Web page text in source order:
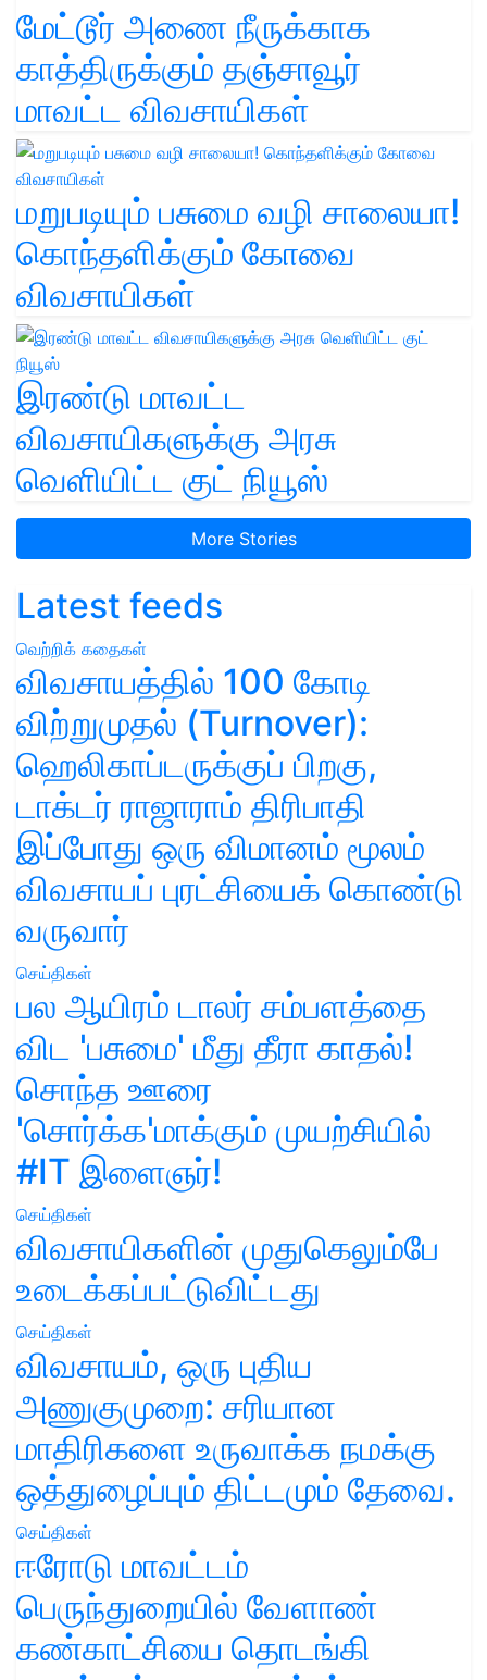
மேட்டூர் அணை நீருக்காக
காத்திருக்கும் தஞ்சாவூர்
மாவட்ட விவசாயிகள்
மறுபடியும் பசுமை வழி சாலையா!
கொந்தளிக்கும் கோவை
விவசாயிகள்
இரண்டு மாவட்ட
விவசாயிகளுக்கு அரசு
வெளியிட்ட குட் நியூஸ்
More Stories
Latest feeds
வெற்றிக் கதைகள்
விவசாயத்தில் 100 கோடி
விற்றுமுதல் (Turnover):
ஹெலிகாப்டருக்குப் பிறகு,
டாக்டர் ராஜாராம் திரிபாதி
இப்போது ஒரு விமானம் மூலம்
விவசாயப் புரட்சியைக் கொண்டு
வருவார்
செய்திகள்
பல ஆயிரம் டாலர் சம்பளத்தை
விட 'பசுமை' மீது தீரா காதல்!
சொந்த ஊரை
'சொர்க்க'மாக்கும் முயற்சியில்
#IT இளைஞர்!
செய்திகள்
விவசாயிகளின் முதுகெலும்பே
உடைக்கப்பட்டுவிட்டது
செய்திகள்
விவசாயம், ஒரு புதிய
அணுகுமுறை: சரியான
மாதிரிகளை உருவாக்க நமக்கு
ஒத்துழைப்பும் திட்டமும் தேவை.
செய்திகள்
ஈரோடு மாவட்டம்
பெருந்துறையில் வேளாண்
கண்காட்சியை தொடங்கி